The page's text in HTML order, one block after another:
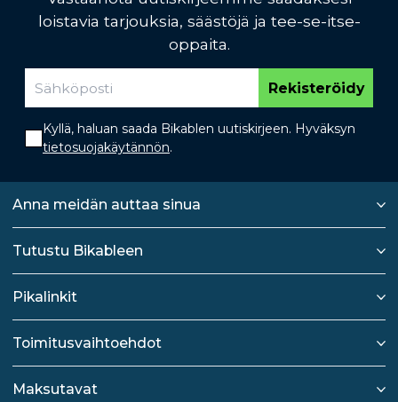
loistavia tarjouksia, säästöjä ja tee-se-itse-
oppaita.
Rekisteröidy
Kyllä, haluan saada Bikablen uutiskirjeen. Hyväksyn
tietosuojakäytännön.
Anna meidän auttaa sinua
Tutustu Bikableen
Pikalinkit
Toimitusvaihtoehdot
Maksutavat